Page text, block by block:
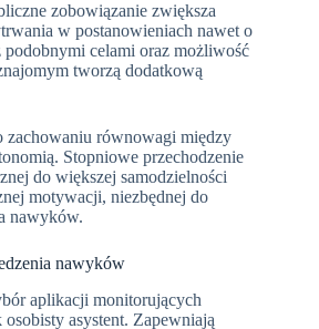
zobowiązanie zwiększa
w postanowieniach nawet o
podobnymi celami oraz możliwość
tworzą dodatkową
zachowaniu równowagi między
Stopniowe przechodzenie
do większej samodzielności
motywacji, niezbędnej do
nawyków.
nawyków
aplikacji monitorujących
asystent. Zapewniają